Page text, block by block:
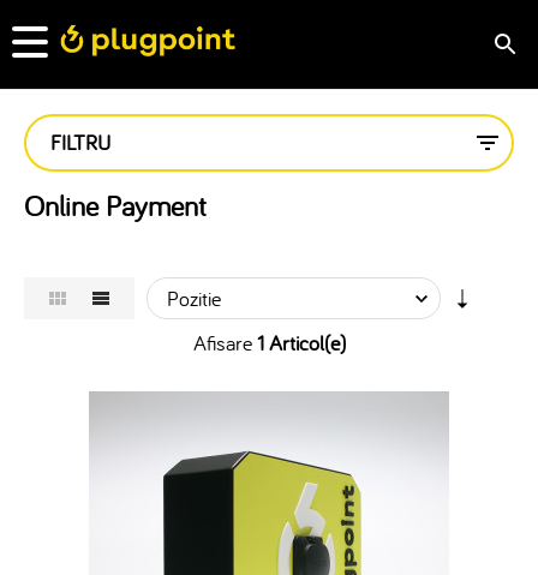
FILTRU
Online Payment
Afisare1 Articol(e)